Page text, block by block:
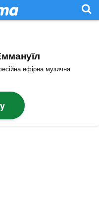
ефірна музична